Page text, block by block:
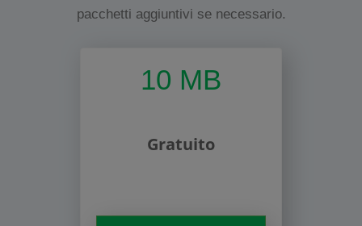
pacchetti aggiuntivi se necessario.
10 MB
Gratuito